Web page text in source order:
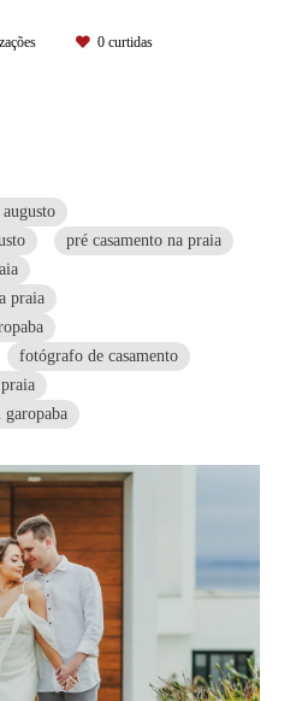
0curtidas
pré casamento na praia
praia
fotógrafo de casamento